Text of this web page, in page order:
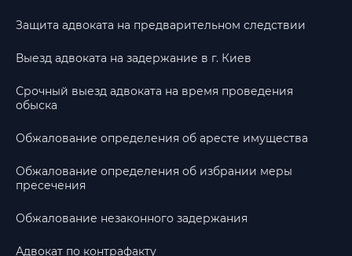
Защита адвоката на предварительном следствии
Выезд адвоката на задержание в г. Киев
Срочный выезд адвоката на время проведения
обыска
Обжалование определения об аресте имущества
Обжалование определения об избрании меры
пресечения
Обжалование незаконного задержания
Адвокат по контрафакту